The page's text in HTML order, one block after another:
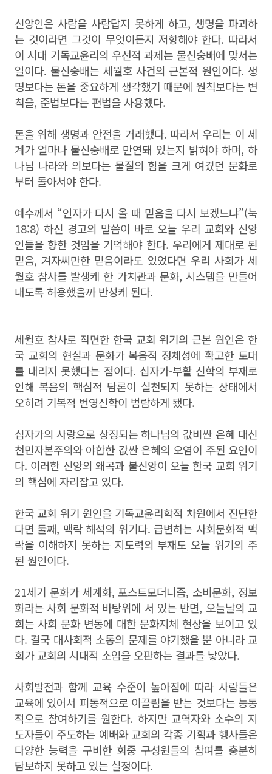
신앙인은 사람을 사람답지 못하게 하고, 생명을 파괴하
는 것이라면 그것이 무엇이든지 저항해야 한다. 따라서
이 시대 기독교윤리의 우선적 과제는 물신숭배에 맞서는
일이다. 물신숭배는 세월호 사건의 근본적 원인이다. 생
명보다는 돈을 중요하게 생각했기 때문에 원칙보다는 변
칙을, 준법보다는 편법을 사용했다.
돈을 위해 생명과 안전을 거래했다. 따라서 우리는 이 세
계가 얼마나 물신숭배로 만연돼 있는지 밝혀야 하며, 하
나님 나라와 의보다는 물질의 힘을 크게 여겼던 문화로
부터 돌아서야 한다.
예수께서 “인자가 다시 올 때 믿음을 다시 보겠느냐”(눅
18:8) 하신 경고의 말씀이 바로 오늘 우리 교회와 신앙
인들을 향한 것임을 기억해야 한다. 우리에게 제대로 된
믿음, 겨자씨만한 믿음이라도 있었다면 우리 사회가 세
월호 참사를 발생케 한 가치관과 문화, 시스템을 만들어
내도록 허용했을까 반성케 된다.
세월호 참사로 직면한 한국 교회 위기의 근본 원인은 한
국 교회의 현실과 문화가 복음적 정체성에 확고한 토대
를 내리지 못했다는 점이다. 십자가-부활 신학의 부재로
인해 복음의 핵심적 담론이 실천되지 못하는 상태에서
오히려 기복적 번영신학이 범람하게 됐다.
십자가의 사랑으로 상징되는 하나님의 값비싼 은혜 대신
천민자본주의와 야합한 값싼 은혜의 오염이 주된 요인이
다. 이러한 신앙의 왜곡과 불신앙이 오늘 한국 교회 위기
의 핵심에 자리잡고 있다.
한국 교회 위기 원인을 기독교윤리학적 차원에서 진단한
다면 둘째, 맥락 해석의 위기다. 급변하는 사회문화적 맥
락을 이해하지 못하는 지도력의 부재도 오늘 위기의 주
된 원인이다.
21세기 문화가 세계화, 포스트모더니즘, 소비문화, 정보
화라는 사회 문화적 바탕위에 서 있는 반면, 오늘날의 교
회는 사회 문화 변동에 대한 문화지체 현상을 보이고 있
다. 결국 대사회적 소통의 문제를 야기했을 뿐 아니라 교
회가 교회의 시대적 소임을 오판하는 결과를 낳았다.
사회발전과 함께 교육 수준이 높아짐에 따라 사람들은
교육에 있어서 피동적으로 이끌림을 받는 것보다는 능동
적으로 참여하기를 원한다. 하지만 교역자와 소수의 지
도자들이 주도하는 예배와 교회의 각종 기획과 행사들은
다양한 능력을 구비한 회중 구성원들의 참여를 충분히
담보하지 못하고 있는 실정이다.